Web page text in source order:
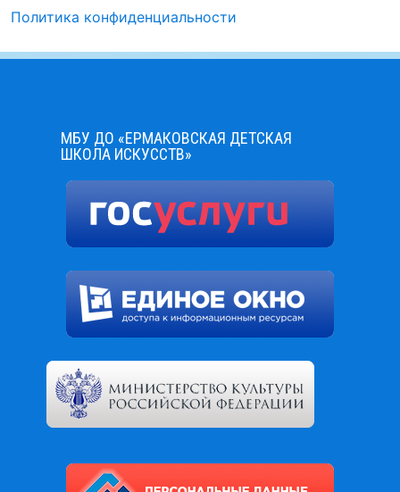
Политика конфиденциальности
МБУ ДО «ЕРМАКОВСКАЯ ДЕТСКАЯ
ШКОЛА ИСКУССТВ»